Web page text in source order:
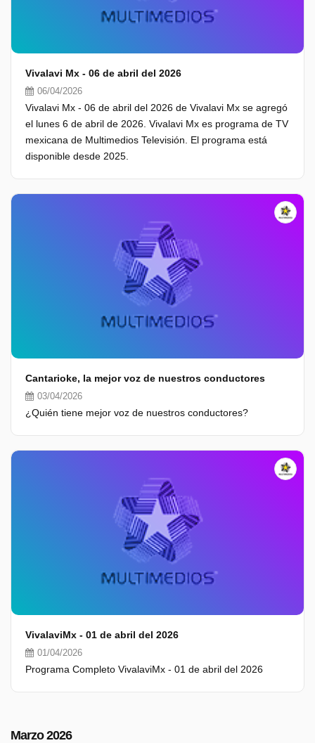
Vivalavi Mx - 06 de abril del 2026
06/04/2026
Vivalavi Mx - 06 de abril del 2026 de Vivalavi Mx se agregó
el lunes 6 de abril de 2026. Vivalavi Mx es programa de TV
mexicana de Multimedios Televisión. El programa está
disponible desde 2025.
Cantarioke, la mejor voz de nuestros conductores
03/04/2026
¿Quién tiene mejor voz de nuestros conductores?
VivalaviMx - 01 de abril del 2026
01/04/2026
Programa Completo VivalaviMx - 01 de abril del 2026
Marzo 2026